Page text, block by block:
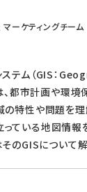
ーケティングチーム
テム（GIS：
都市計画や環境
の特性や問題を
ている地図情報
のGISについて